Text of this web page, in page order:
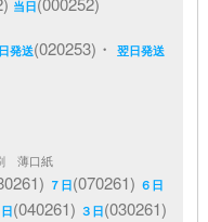
当日
発送(020253)・翌日発送
薄口紙
７日(070261) ６日
(040261) ３日(030261)